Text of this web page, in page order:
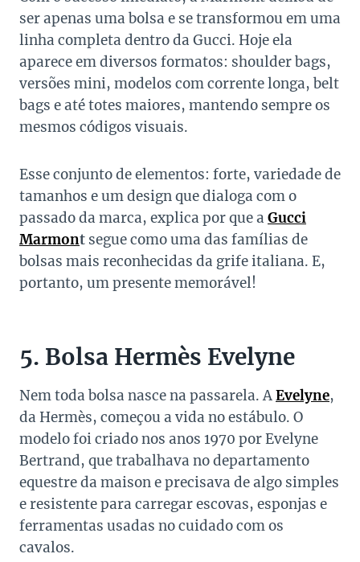
ser apenas uma bolsa e se transformou em uma
linha completa dentro da Gucci. Hoje ela
aparece em diversos formatos: shoulder bags,
versões mini, modelos com corrente longa, belt
bags e até totes maiores, mantendo sempre os
mesmos códigos visuais.
Esse conjunto de elementos: forte, variedade de
tamanhos e um design que dialoga com o
passado da marca, explica por que a Gucci
Marmont segue como uma das famílias de
bolsas mais reconhecidas da grife italiana. E,
portanto, um presente memorável!
5. Bolsa Hermès Evelyne
Nem toda bolsa nasce na passarela. AEvelyne,
da Hermès, começou a vida no estábulo. O
modelo foi criado nos anos 1970 por Evelyne
Bertrand, que trabalhava no departamento
equestre da maison e precisava de algo simples
e resistente para carregar escovas, esponjas e
ferramentas usadas no cuidado com os
cavalos.